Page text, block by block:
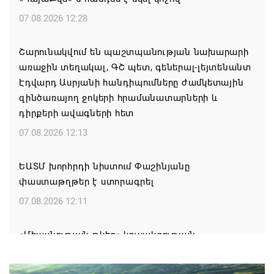
07.08.2026 12:28
Շարունակվում են պաշտպանության նախարարի
առաջին տեղակալ, ԳՇ պետ, գեներալ-լեյտենանտ
Էդվարդ Ասրյանի հանդիպումները ժամկետային
զինծառայող ջոկերի հրամանատարների և
դիրքերի ավագների հետ
07.08.2026 12:13
ԵԱՏՄ խորհրդի նիստում Փաշինյանը
փաստաթղթեր է ստորագրել
07.08.2026 12:11
«Միասնության թևեր» կուսակցության
դադարեցնել Եկեղեցու նկատմամբ քաղաքական